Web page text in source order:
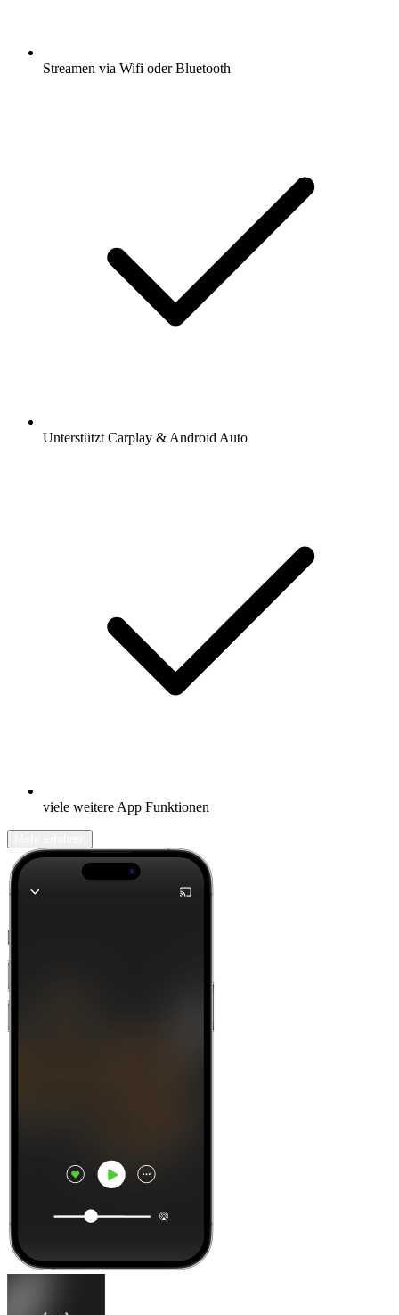
Streamen via Wifi oder Bluetooth
Unterstützt Carplay & Android Auto
viele weitere App Funktionen